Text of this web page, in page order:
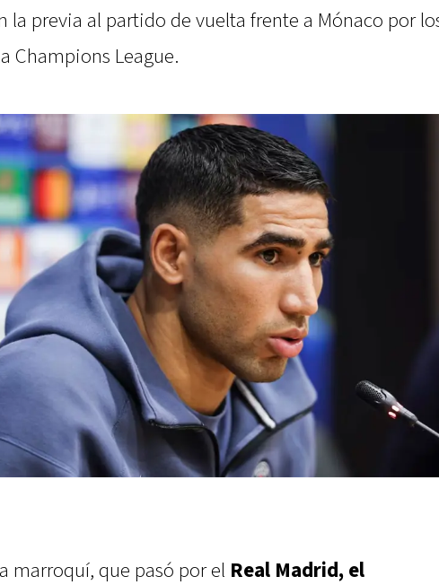
la previa al partido de vuelta frente a Mónaco por
Champions League.
marroquí, que pasó por el Real Madrid, el